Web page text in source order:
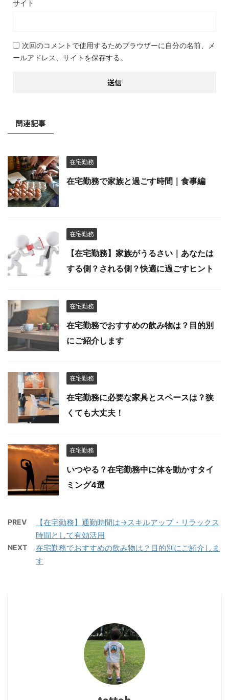
サイト
次回のコメントで使用するためブラウザーに自分の名前、メ
ールアドレス、サイトを保存する。
関連記事
在宅勤務
在宅勤務で家族と過ごす時間｜食事編
在宅勤務
【在宅勤務】家族がうるさい｜あなたは
する側？される側？快適に過ごすヒント
在宅勤務
在宅勤務でおすすめの飲み物は？目的別
にご紹介します
在宅勤務
在宅勤務に必要な家具とスペースは？狭
くても大丈夫！
在宅勤務
いつやる？在宅勤務中に体を動かすタイ
ミング4選
PREV
【在宅勤務】通勤時間は→スキルアップ・リラックス
時間として有効活用
NEXT
在宅勤務でおすすめの飲み物は？目的別にご紹介しま
す